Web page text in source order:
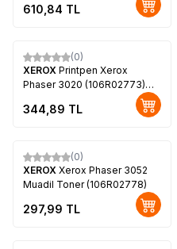
610,84 TL
(0)
XEROX Printpen Xerox
Phaser 3020 (106R02773)
344,89 TL
(0)
XEROX Xerox Phaser 3052
Muadil Toner (106R02778)
297,99 TL